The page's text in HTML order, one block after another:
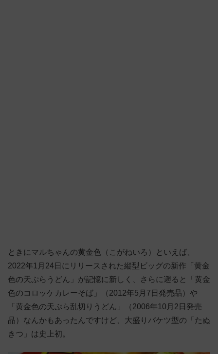
ときにマルちゃんの黄金色（こがねいろ）といえば、
2022年1月24日にリリースされた縦型ビッグの新作「黄金
色の天ぷらうどん」が記憶に新しく、さらに遡ると「黄金
色のコロッケカレーそば」（2012年5月7日発売品）や
「黄金色の天ぷら乱切りうどん」（2006年10月2日発売
品）なんかもあったんですけど、大盛りバケツ型の「たぬ
きつ」は史上初。